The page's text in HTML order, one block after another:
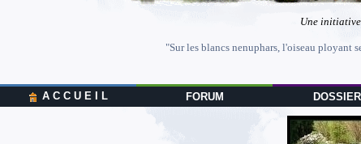
Une initiative
"Sur les blancs nenuphars, l'oiseau ployant
A C C U E I L FORUM